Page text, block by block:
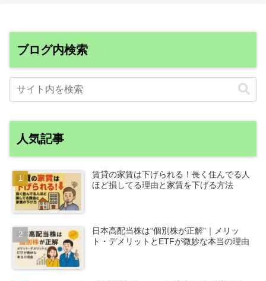
ブログ内検索
人気記事
賃貸の家賃は下げられる！長く住んでる人
ほど損してる理由と家賃を下げる方法
日本高配当株は“個別株が正解”｜メリッ
ト・デメリットとETFが微妙な本当の理由